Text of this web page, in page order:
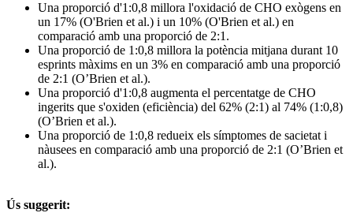
Una proporció d'1:0,8 millora l'oxidació de CHO exògens en
un 17% (O'Brien et al.) i un 10% (O'Brien et al.) en
comparació amb una proporció de 2:1.
Una proporció de 1:0,8 millora la potència mitjana durant 10
esprints màxims en un 3% en comparació amb una proporció
de 2:1 (O’Brien et al.).
Una proporció d'1:0,8 augmenta el percentatge de CHO
ingerits que s'oxiden (eficiència) del 62% (2:1) al 74% (1:0,8)
(O’Brien et al.).
Una proporció de 1:0,8 redueix els símptomes de sacietat i
nàusees en comparació amb una proporció de 2:1 (O’Brien et
al.).
Ús suggerit: